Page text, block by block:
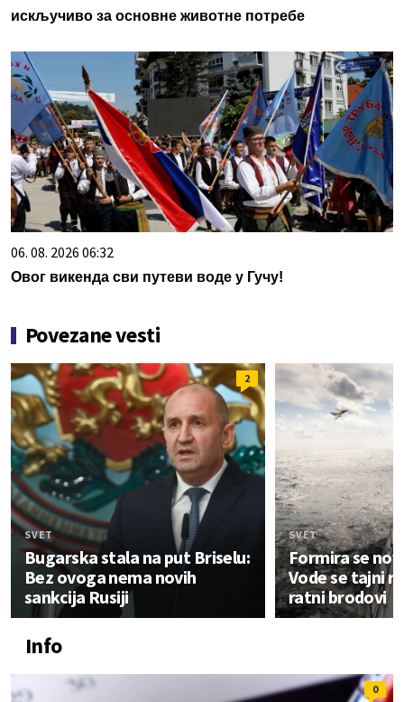
искључиво за основне животне потребе
06. 08. 2026 06:32
Овог викенда сви путеви воде у Гучу!
Povezane vesti
2
SVET
Bugarska stala na put Briselu:
Bez ovoga nema novih
sankcija Rusiji
SVET
Formira se
Vode se tajni
ratni brodovi
Info
0